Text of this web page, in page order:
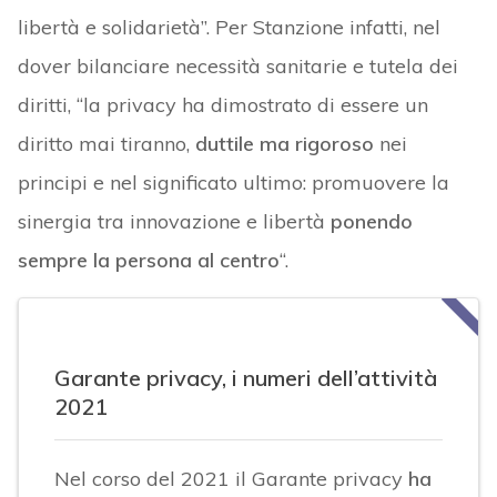
libertà e solidarietà”. Per Stanzione infatti, nel
dover bilanciare necessità sanitarie e tutela dei
diritti, “la privacy ha dimostrato di essere un
diritto mai tiranno, duttile ma rigoroso nei
principi e nel significato ultimo: promuovere la
sinergia tra innovazione e libertà ponendo
sempre la persona al centro“.
Garante privacy, i numeri dell’attività
2021
Nel corso del 2021 il Garante privacy ha